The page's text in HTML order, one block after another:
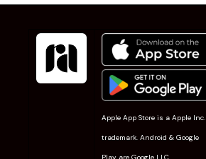
Apple App Store is a Apple Inc.
trademark. Android & Google